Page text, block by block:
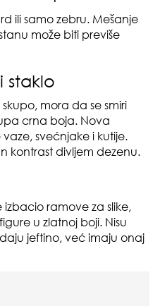
ili samo zebru. Mešanje
može biti previše
staklo
mora da se smiri
crna boja. Nova
svećnjake i kutije.
kontrast divljem dezenu.
ramove za slike,
u zlatnoj boji. Nisu
jeftino, već imaju onaj